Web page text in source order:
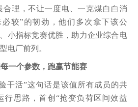
合理，不让一度电、一克煤白白消
较”的韧劲，他们多次拿下该公
小指标竞赛优胜，助力企业综合电
电厂前列。
一个参数，跑赢节能赛
干活”这句话是该值所有成员的共
行思路，首创“抢变负荷区间效益